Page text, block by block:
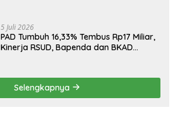
5 Juli 2026
PAD Tumbuh 16,33% Tembus Rp17 Miliar,
Kinerja RSUD, Bapenda dan BKAD
Selengkapnya